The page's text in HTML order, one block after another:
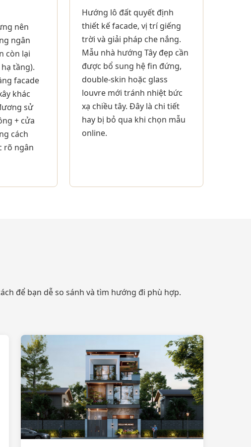
nên
ngân
còn lại
tầng).
facade
khác
sử
+ cửa
cách
rõ ngân
Hướng lô đất quyết định
thiết kế facade, vị trí giếng
trời và giải pháp che nắng.
Mẫu nhà hướng Tây đẹp cần
được bổ sung hệ fin đứng,
double-skin hoặc glass
louvre mới tránh nhiệt bức
xạ chiều tây. Đây là chi tiết
hay bị bỏ qua khi chọn mẫu
online.
để bạn dễ so sánh và tìm hướng đi phù hợp.